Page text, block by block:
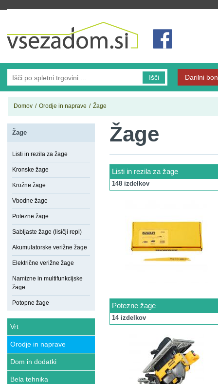
Išči Darilni
Domov / Orodje in naprave / Žage
Žage
Listi in rezila za žage
Kronske žage
Krožne žage
Vbodne žage
Potezne žage
Sabljaste žage (lisičji repi)
Akumulatorske verižne žage
Električne verižne žage
Namizne in multifunkcijske
žage
Potopne žage
Vrt
Orodje in naprave
Dom in dodatki
Bela tehnika
Žage
Listi in rezila za žage
148 izdelkov
Potezne žage
14 izdelkov